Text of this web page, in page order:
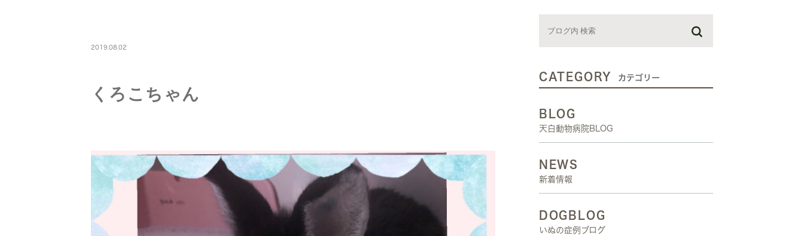
2019.08.02
くろこちゃん
CATEGORY カテゴリー
BLOG
天白動物病院BLOG
NEWS
新着情報
DOGBLOG
いぬの症例ブログ